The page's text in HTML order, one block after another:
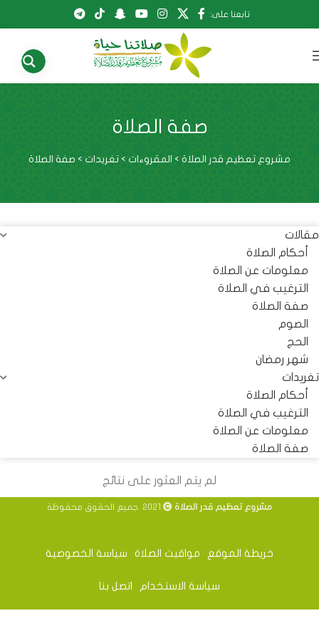
تابعنا على:
صفة الصلاة
مشروع تعظيم قدر الصلاة > المقروءات > تغريدات > صفة الصلاة
مقالات
أحكام الصلاة
معلومات عن الصلاة
الترغيب في الصلاة
صفة الصلاة
الصوم
الحج
شهر رمضان
تغريدات
أحكام الصلاة
الترغيب في الصلاة
معلومات عن الصلاة
صفة الصلاة
لم يتم العثور على نتائج
مشروع تعظيم قدر الصلاة
خريطة الموقع مواقيت الصلاة سياسة الخصوصية
سياسة الاستخدام اتصل بنا